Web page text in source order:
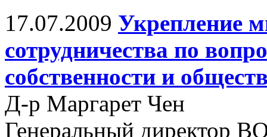
17.07.2009 Укрепление
сотрудничества по
собственности и
Д-р Маргарет Чен
Генеральный директор